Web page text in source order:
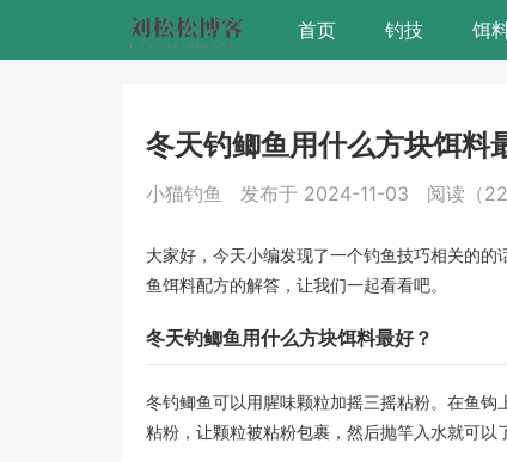
首页 钓技 饵
冬天钓鲫鱼用什么方块饵料
小猫钓鱼 发布于 2024-11-03 阅读（
大家好，今天小编发现了一个钓鱼技巧相关的
鱼饵料配方的解答，让我们一起看看吧。
冬天钓鲫鱼用什么方块饵料最好？
冬钓鲫鱼可以用腥味颗粒加摇三摇粘粉。在鱼
粘粉，让颗粒被粘粉包裹，然后抛竿入水就可以